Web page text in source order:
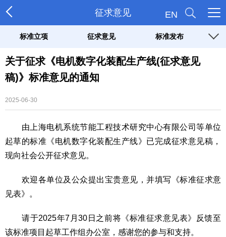
征求意见 EN
标准立项 征求意见 标准发布
关于征求《电机数字化装配生产线(征求意见
稿)》标准意见的通知
2025-06-30
由上海电机系统节能工程技术研究中心有限公司等单位
起草的标准《电机数字化装配生产线》已完成征求意见稿，
现向社会公开征求意见。
欢迎各单位及公众提出宝贵意见，并填写《标准征求意
见表》。
请于2025年7月30日之前将《标准征求意见表》反馈至
该标准项目起草工作组办公室，感谢您的参与和支持。